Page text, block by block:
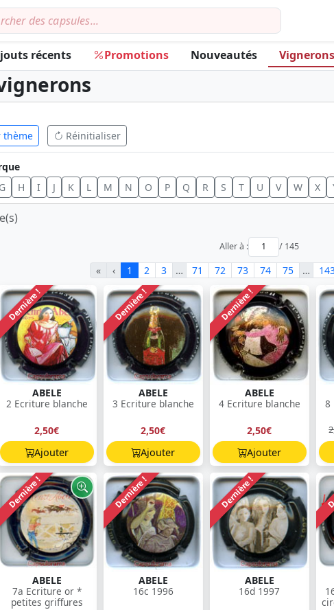
récents Promotions Nouveautés Vignerons
thème Réinitialiser
G H I J K L M N O P Q R S T U V W X
Aller à : / 145
« ‹ 1 2 3 … 71 72 73 74 75 …
Dernière !
ABELE
2 Ecriture blanche
2,50€
Ajouter
Dernière !
ABELE
3 Ecriture blanche
2,50€
Ajouter
Dernière !
ABELE
4 Ecriture blanche
2,50€
Ajouter
8
Dernière !
ABELE
7a Ecriture or *
petites griffures
Dernière !
ABELE
16c 1996
Dernière !
ABELE
16d 1997